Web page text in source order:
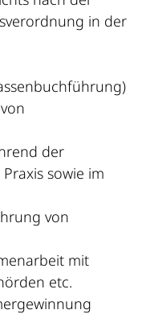
in der
der
sowie im
von
mit
etc.